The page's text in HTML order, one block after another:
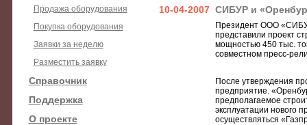
Продажа оборудования
Покупка оборудования
Заявки за неделю
Разместить заявку
Справочник
Поддержка
О проекте
10-04-2007 СИБУР и
Президент ООО
представили проект
мощностью 450 тыс.
совместном пресс-
После утверждения
предприятие.
предполагаемое
эксплуатации нового
осуществляться